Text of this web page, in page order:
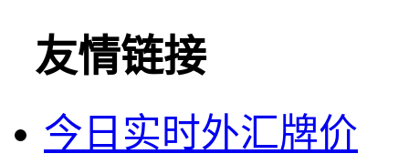
友情链接
今日实时外汇牌价